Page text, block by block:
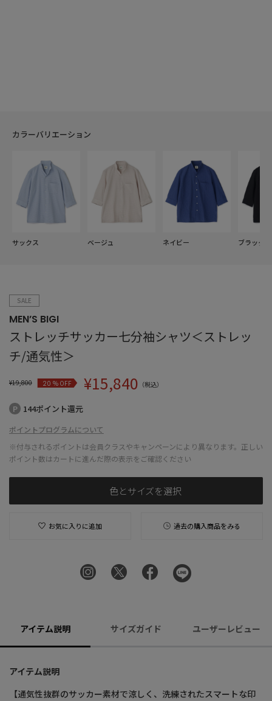
カラーバリエーション
サックス ベージュ ネイビー ブラック
SALE
MEN’S BIGI
ストレッチサッカー七分袖シャツ＜ストレッ
チ/通気性＞
¥19,800 20% OFF ¥15,840 （税込）
144ポイント還元
ポイントプログラムについて
※付与されるポイントは会員クラスやキャンペーンにより異なります。正しい
ポイント数はカートに進んだ際の表示をご確認ください
色とサイズを選択
お気に入りに追加 過去の購入商品をみる
アイテム説明 サイズガイド ユーザーレビュー
アイテム説明
【通気性抜群のサッカー素材で涼しく、洗練されたスマートな印